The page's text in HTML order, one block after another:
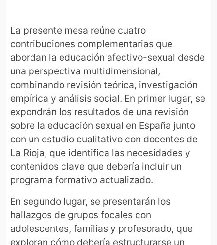
La presente mesa reúne cuatro
contribuciones complementarias que
abordan la educación afectivo-sexual desde
una perspectiva multidimensional,
combinando revisión teórica, investigación
empírica y análisis social. En primer lugar, se
expondrán los resultados de una revisión
sobre la educación sexual en España junto
con un estudio cualitativo con docentes de
La Rioja, que identifica las necesidades y
contenidos clave que debería incluir un
programa formativo actualizado.
En segundo lugar, se presentarán los
hallazgos de grupos focales con
adolescentes, familias y profesorado, que
exploran cómo debería estructurarse un